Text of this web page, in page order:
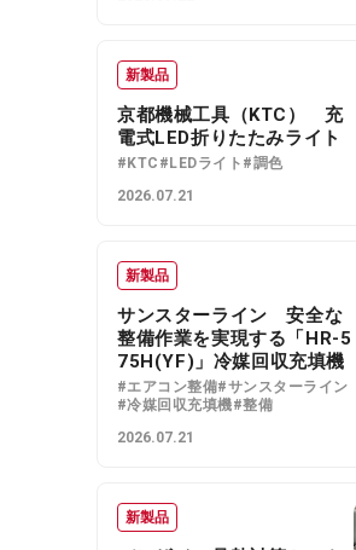
新製品
京都機械工具（KTC） 充
電式LED折りたたみライト
#KTC #LEDライト #調色
2026.07.21
新製品
サンスターライン 安全な
整備作業を実現する「HR-5
75H(YF)」冷媒回収充填機
#エアコン整備#サンスターライン
#冷媒回収充填機#整備
2026.07.21
新製品